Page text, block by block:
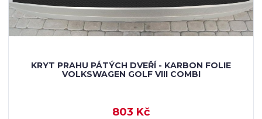
KRYT PRAHU PÁTÝCH DVEŘÍ - KARBON FOLIE
VOLKSWAGEN GOLF VIII COMBI
803 Kč